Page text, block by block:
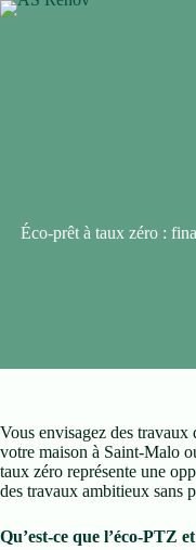
Éco-prêt à taux zéro :
Vous envisagez des
votre maison à Saint-Malo
taux zéro représente une
des travaux ambitieux sans
Qu’est-ce que l’éco-PTZ